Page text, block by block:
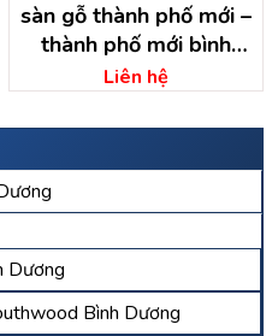
Dương
Bình Dương
sàn gỗ thành phố mới –
thành phố mới bình
dương
Liên hệ